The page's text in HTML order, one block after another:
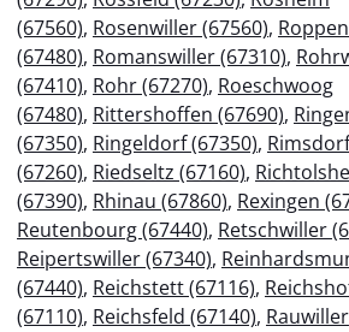
(67560), Rosenwiller (67560),
(67480), Romanswiller (67310),
(67410), Rohr (67270), Roeschwoog
(67480), Rittershoffen (67690),
(67350), Ringeldorf (67350), Rimsdorf
(67260), Riedseltz (67160),
(67390), Rhinau (67860), Rexingen
Reutenbourg (67440), Retschwiller
Reipertswiller (67340),
(67440), Reichstett (67116),
(67110), Reichsfeld (67140), Rauwiller